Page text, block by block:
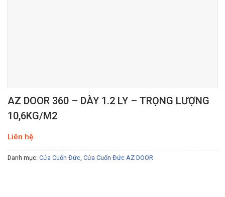
AZ DOOR 360 – DÀY 1.2 LY – TRỌNG LƯỢNG
10,6KG/M2
Liên hệ
Danh mục: Cửa Cuốn Đức, Cửa Cuốn Đức AZ DOOR